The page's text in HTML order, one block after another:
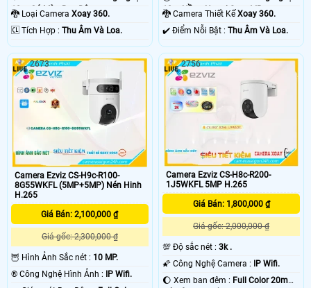
10m Có Màu Ban Ðêm.
🐉️ Loại Camera Xoay 360.
️🆑 Tích Hợp : Thu Âm Và Loa.
10m Hồng Ngoại Smart IR.
🐉️ Camera Thiết KếXoay 360.
️✔️ Điểm Nỗi Bật :Thu Âm Và Loa.
Camera Ezviz CS-H9c-R100-
8G55WKFL (5MP+5MP) Nén Hinh
H.265
Giá Bán: 2,100,000 ₫
Giá gốc: 2,300,000 ₫
🦉 Hình Ảnh Sắc nét : 10 MP.
®️ Công Nghệ Hình Ảnh :
IP Wifi.
2673
Camera Ezviz CS-H8c-R200-
1J5WKFL 5MP H.265
Giá Bán: 1,800,000 ₫
Giá gốc: 2,000,000 ₫
💯 Độ sắc nét :3k .
🌠 Công Nghệ Camera :
IP Wifi.
🌔 Xem ban đêm : Full Color 20m
2756